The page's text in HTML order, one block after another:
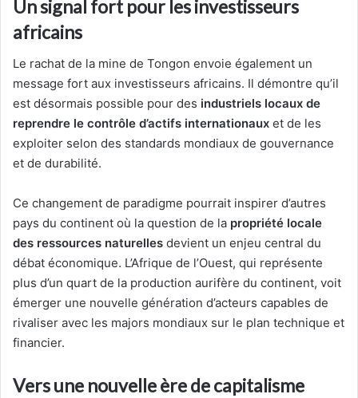
Un signal fort pour les investisseurs
africains
Le rachat de la mine de Tongon envoie également un
message fort aux investisseurs africains. Il démontre qu’il
est désormais possible pour des industriels locaux de
reprendre le contrôle d’actifs internationaux et de les
exploiter selon des standards mondiaux de gouvernance
et de durabilité.
Ce changement de paradigme pourrait inspirer d’autres
pays du continent où la question de la propriété locale
des ressources naturelles devient un enjeu central du
débat économique. L’Afrique de l’Ouest, qui représente
plus d’un quart de la production aurifère du continent, voit
émerger une nouvelle génération d’acteurs capables de
rivaliser avec les majors mondiaux sur le plan technique et
financier.
Vers une nouvelle ère de capitalisme